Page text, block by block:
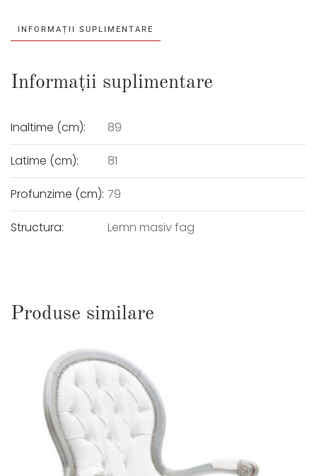
INFORMAȚII SUPLIMENTARE
Informații suplimentare
Inaltime (cm): 89
Latime (cm): 81
Profunzime (cm): 79
Structura: Lemn masiv fag
Produse similare